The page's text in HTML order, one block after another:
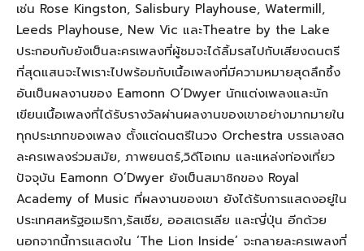
เช่น Rose Kingston, Salisbury Playhouse, Watermill,
Leeds Playhouse, New Vic และTheatre by the Lake
ประกอบกับยังเป็นละครเพลงที่ผู้ชมจะได้ลิ้มรสไปกับเสียงดนตรี
ที่สุดแสนจะไพเราะไปพร้อมกับเนื้อเพลงที่มีความหมายสุดลึกซึ้ง
อันเป็นผลงานของ Eamonn O’Dwyer นักแต่งเพลงและนัก
เขียนเนื้อเพลงที่ได้รับรางวัลผ่านผลงานของเขาอย่างมากมายใน
ทุกประเภทของเพลง ตั้งแต่ดนตรีในวง Orchestra บรรเลงสด
ละครเพลงร่วมสมัย, ภาพยนตร์,วิดีโอเกม และแหล่งท่องเที่ยว
ปัจจุบัน Eamonn O’Dwyer ยังเป็นสมาชิกของ Royal
Academy of Music ที่ผลงานของเขา ยังได้รับการแสดงอยู่ใน
ประเทศสหรัฐอเมริกา,รัสเซีย, ออสเตรเลีย และญี่ปุ่น อีกด้วย
นอกจากนี้การแสดงใน ‘The Lion Inside’ จะกลายละครเพลงที่